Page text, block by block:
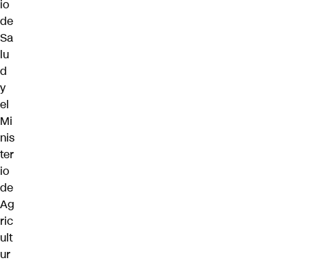
io
de
Sa
lu
d
y
el
Mi
nis
ter
io
de
Ag
ric
ult
ur